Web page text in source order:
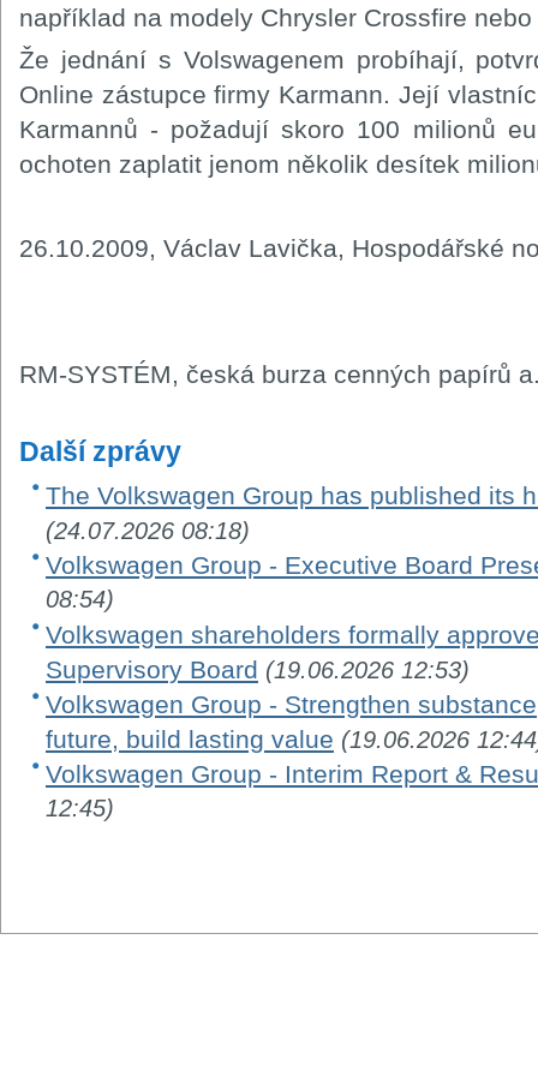
například na modely Chrysler Crossfire
Že jednání s Volswagenem probíhají,
Online zástupce firmy Karmann. Její
Karmannů - požadují skoro 100 milionů
ochoten zaplatit jenom několik desítek
26.10.2009, Václav Lavička, Hospodářské
RM-SYSTÉM, česká burza cenných papírů
Další zprávy
The Volkswagen Group has published its
(24.07.2026 08:18)
Volkswagen Group - Executive Board
08:54)
Volkswagen shareholders formally
Supervisory Board (19.06.2026 12:53)
Volkswagen Group - Strengthen
future, build lasting value (19.06.2026
Volkswagen Group - Interim Report &
12:45)